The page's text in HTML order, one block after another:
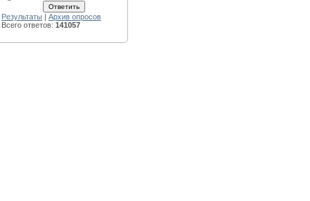
Результаты | Архив опросов
Всего ответов: 141057